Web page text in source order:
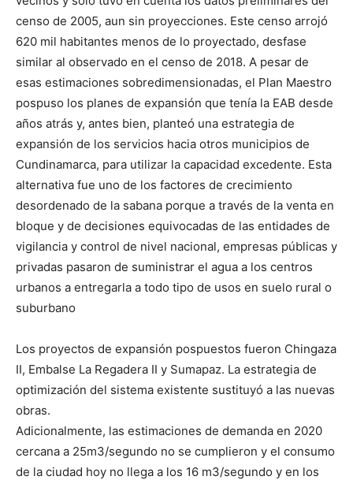
censo de 2005, aun sin proyecciones. Este censo arrojó
620 mil habitantes menos de lo proyectado, desfase
similar al observado en el censo de 2018. A pesar de
esas estimaciones sobredimensionadas, el Plan Maestro
pospuso los planes de expansión que tenía la EAB desde
años atrás y, antes bien, planteó una estrategia de
expansión de los servicios hacia otros municipios de
Cundinamarca, para utilizar la capacidad excedente. Esta
alternativa fue uno de los factores de crecimiento
desordenado de la sabana porque a través de la venta en
bloque y de decisiones equivocadas de las entidades de
vigilancia y control de nivel nacional, empresas públicas y
privadas pasaron de suministrar el agua a los centros
urbanos a entregarla a todo tipo de usos en suelo rural o
suburbano
Los proyectos de expansión pospuestos fueron Chingaza
II, Embalse La Regadera II y Sumapaz. La estrategia de
optimización del sistema existente sustituyó a las nuevas
obras.
Adicionalmente, las estimaciones de demanda en 2020
cercana a 25m3/segundo no se cumplieron y el consumo
de la ciudad hoy no llega a los 16 m3/segundo y en los